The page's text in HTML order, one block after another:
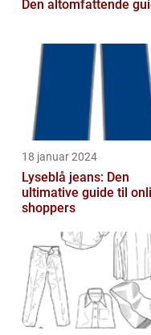
Den altomfattende
18 januar 2024
Lyseblå jeans: Den
ultimative guide til
shoppers